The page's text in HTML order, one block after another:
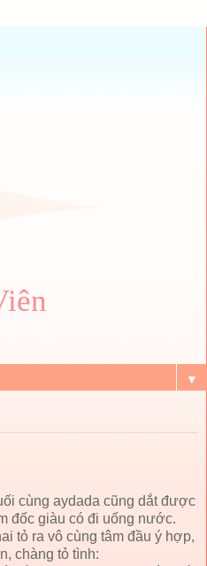
▼
cùng aydada cũng dắt được
đốc giàu có đi uống nước.
tỏ ra vô cùng tâm đầu ý hợp,
chàng tỏ tình: